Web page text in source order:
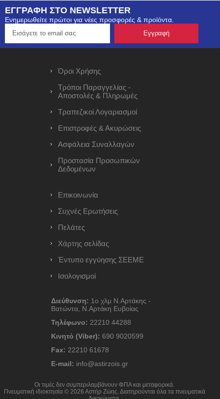
ΕΓΓΡΑΦΗ ΣΤΟ NEWSLETTER
Ενημερωθείτε πρώτοι για νέες προσφορές & προϊόντα.
Όροι Χρήσης
Τρόποι Παραγγελίας -
Αποστολές & Πληρωμές
Τραπεζικοί Λογαριασμοί
Επιστροφές & Ακυρώσεις
Ασφάλεια Συναλλαγών
Προστασία Προσωπικών
Δεδομένων
Επικοινωνία
Συχνές Ερωτήσεις
Πελάτες
Χάρτης σελίδας
Έντυπο εγγύησης ΣΕΕΜΕ
Ισολογισμοί
Διεύθυνση: 1ο χλμ Ν.Αρτάκης -
Βατώντα, Ν.Αρτάκη Ευβοίας
Τηλέφωνο: 22210 44288
Κινητό (Viber): 690 9020599
Fax: 22210 61678
E-mail: info@astirzois.gr
Οι τιμές δεν συμπεριλαμβάνουν ΦΠΑ και μεταφορικά.
Πνευματική ιδιοκτησία © 2026 Αστήρ Ζώης. Διατηρούνται όλα τα πνευματικά